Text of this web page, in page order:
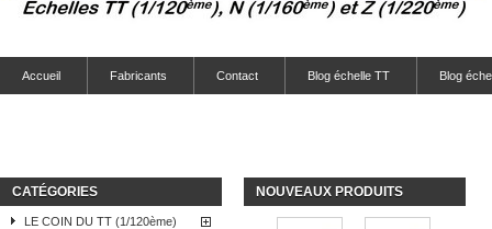
Accueil Fabricants Contact Blog échelle TT Blog
CATÉGORIES
LE COIN DU TT (1/120ème)
NOUVEAUX PRODUITS